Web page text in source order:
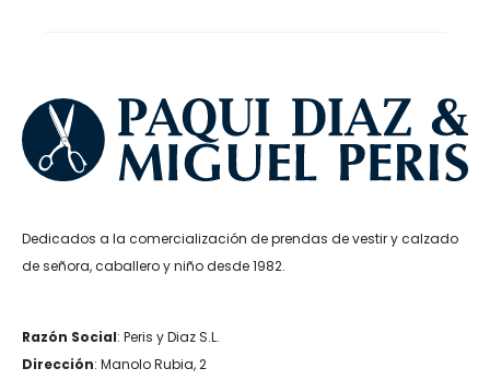
Dedicados a la comercialización de prendas de vestir y calzado
de señora, caballero y niño desde 1982.
Razón Social: Peris y Diaz S.L.
Dirección: Manolo Rubia, 2